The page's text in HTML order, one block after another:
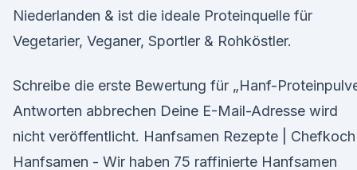
Niederlanden & ist die ideale Proteinquelle für
Vegetarier, Veganer, Sportler & Rohköstler.
Schreibe die erste Bewertung für „Hanf-
Antworten abbrechen Deine E-Mail-Adresse wird
nicht veröffentlicht. Hanfsamen Rezepte | Chefkoch
Hanfsamen - Wir haben 75 raffinierte Hanfsamen